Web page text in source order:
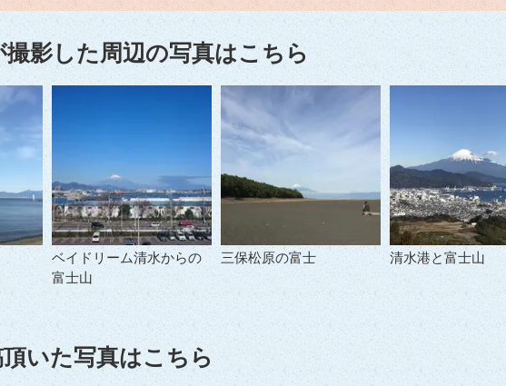
撮影した周辺の写真はこちら
ベイドリーム清水からの
富士山
三保松原の富士 清水港と富士山
いた写真はこちら